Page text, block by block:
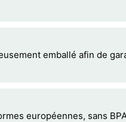
emballé afin de
européennes, sans